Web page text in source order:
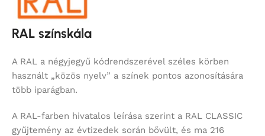
RAL színskála
A RAL a négyjegyű kódrendszerével széles körben
használt „közös nyelv” a színek pontos azonosítására
több iparágban.
A RAL-farben hivatalos leírása szerint a RAL CLASSIC
gyűjtemény az évtizedek során bővült, és ma 216